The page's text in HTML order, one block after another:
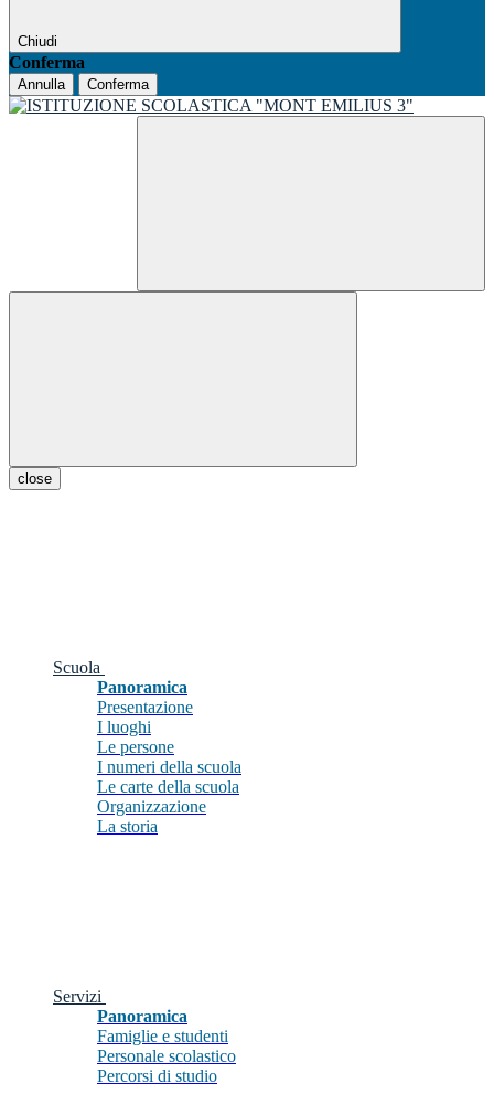
Chiudi
Conferma
Annulla Conferma
close
Scuola
Panoramica
Presentazione
I luoghi
Le persone
I numeri della scuola
Le carte della scuola
Organizzazione
La storia
Servizi
Panoramica
Famiglie e studenti
Personale scolastico
Percorsi di studio